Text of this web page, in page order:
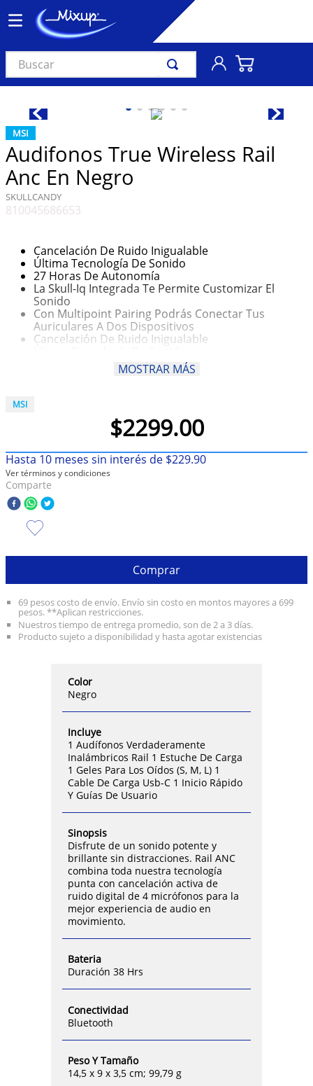
Buscar
MSI
Audifonos True Wireless Rail
Anc En Negro
SKULLCANDY
810045686653
Cancelación De Ruido Inigualable
Última Tecnología De Sonido
27 Horas De Autonomía
La Skull-Iq Integrada Te Permite Customizar El
Sonido
Con Multipoint Pairing Podrás Conectar Tus
Auriculares A Dos Dispositivos
Cancelación De Ruido Inigualable
27 Horas De Autonomía
La Skull-Iq Integrada Te Permite Customizar El
Auriculares A Dos Dispositivos
MOSTRAR MÁS
MSI
$2299.00
Hasta 10 meses sin interés de $229.90
Ver términos y condiciones
Comparte
Comprar
69 pesos costo de envío. Envío sin costo en montos mayores a 699
pesos. **Aplican restricciones.
Nuestros tiempo de entrega promedio, son de 2 a 3 días.
Producto sujeto a disponibilidad y hasta agotar existencias
Color
Negro
Incluye
1 Audífonos Verdaderamente
Inalámbricos Rail 1 Estuche De Carga
1 Geles Para Los Oídos (S, M, L) 1
Cable De Carga Usb-C 1 Inicio Rápido
Y Guías De Usuario
Sinopsis
Disfrute de un sonido potente y
brillante sin distracciones. Rail ANC
combina toda nuestra tecnología
punta con cancelación activa de
ruido digital de 4 micrófonos para la
mejor experiencia de audio en
movimiento.
Bateria
Duración 38 Hrs
Conectividad
Bluetooth
Peso Y Tamaño
14,5 x 9 x 3,5 cm; 99,79 g
3.
audífonos
4.
madonna
5.
ariana grande
7.
bts
8.
manga
9.
bocinas
10. taylor swift